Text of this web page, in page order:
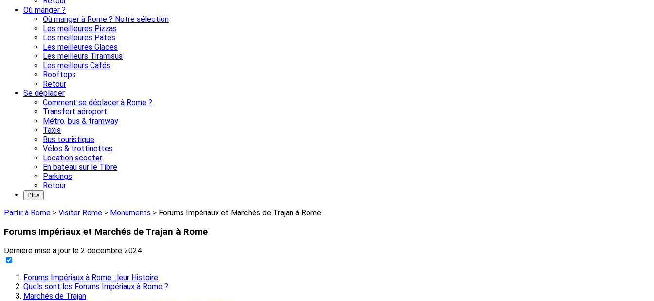
Où manger ?
Où manger à Rome ? Notre sélection
Les meilleures Pizzas
Les meilleures Pâtes
Les meilleures Glaces
Les meilleurs Tiramisus
Les meilleurs Cafés
Rooftops
Retour
Se déplacer
Comment se déplacer à Rome ?
Transfert aéroport
Métro, bus & tramway
Taxis
Bus touristique
Vélos & trottinettes
Location scooter
En bateau sur le Tibre
Parkings
Retour
Plus
Partir à Rome > Visiter Rome > Monuments > Forums Impériaux et Marchés de Trajan à Rome
Forums Impériaux et Marchés de Trajan à Rome
Dernière mise à jour le 2 décembre 2024
Forums Impériaux à Rome : leur Histoire
Quels sont les Forums Impériaux à Rome ?
Marchés de Trajan